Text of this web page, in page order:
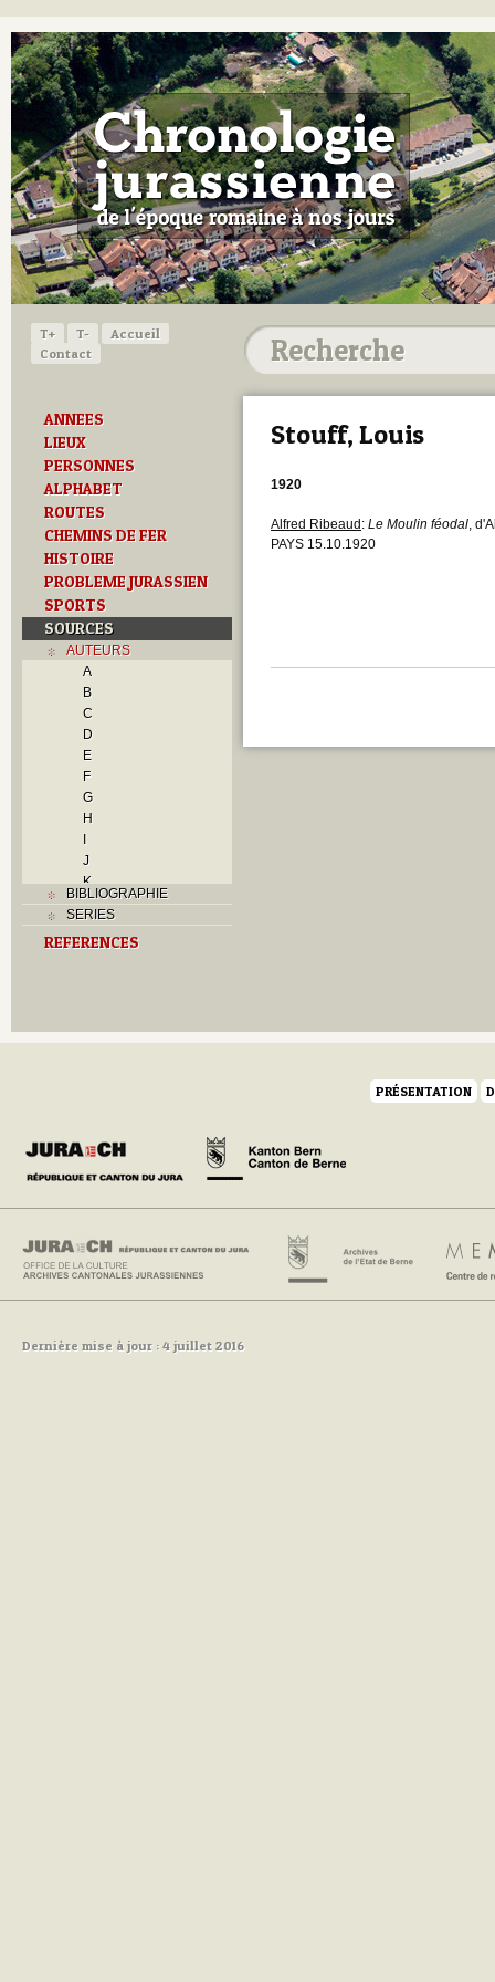
T+ T-
Accueil
Contact
ANNEES
LIEUX
PERSONNES
ALPHABET
ROUTES
CHEMINS DE FER
HISTOIRE
PROBLEME JURASSIEN
SPORTS
SOURCES
AUTEURS
A
B
C
D
E
F
G
H
I
J
K
L
M
N
Y
Z
BIBLIOGRAPHIE
SERIES
REFERENCES
Stouff, Louis
1920
Alfred Ribeaud: Le Moulin féodal ,
PAYS 15.10.1920
PRÉSENTATION
Dernière mise à jour : 4 juillet 2016